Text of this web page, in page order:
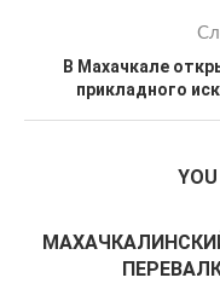
В Махачкале
прикладного